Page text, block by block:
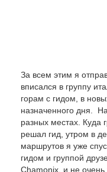
За всем этим я
вписался в группу
горам с гидом, в
назначенного дня.
разных местах. Куда
решал гид, утром в
маршрутов я уже
гидом и группой
Chamonix, и не очень